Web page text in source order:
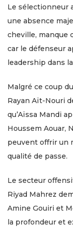
Le sélectionneur
une absence
cheville, manque
car le défenseur
leadership dans
Malgré ce coup
Rayan Aït-Nouri
qu’Aïssa Mandi
Houssem Aouar,
peuvent offrir un
qualité de passe.
Le secteur
Riyad Mahrez
Amine Gouiri et
la profondeur et